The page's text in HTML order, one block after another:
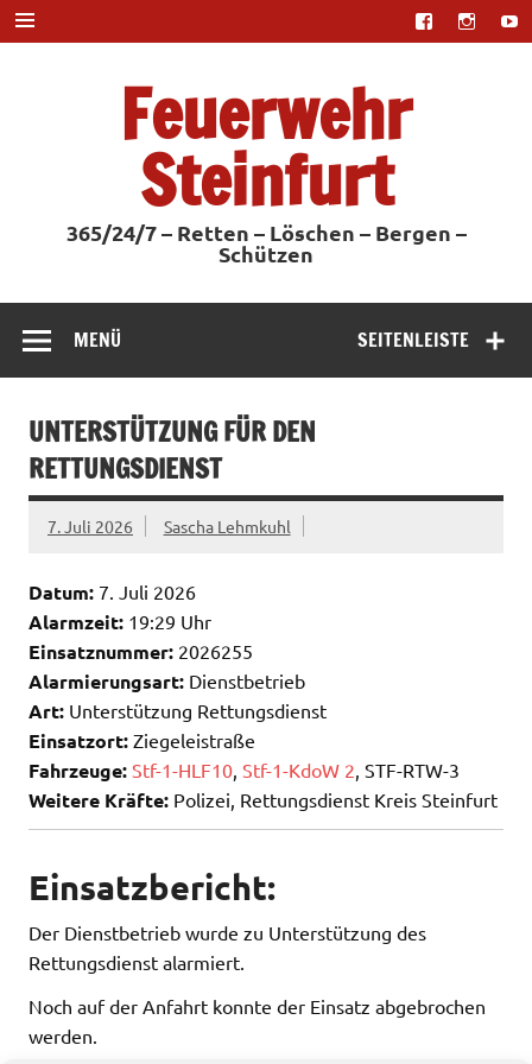
Zum
Inhalt
springen
Feuerwehr
Steinfurt
365/24/7 – Retten – Löschen – Bergen –
Schützen
SEITENLEISTE
MENÜ
UNTERSTÜTZUNG FÜR DEN
RETTUNGSDIENST
7. Juli 2026 Sascha Lehmkuhl
Datum: 7. Juli 2026
Alarmzeit: 19:29 Uhr
Einsatznummer: 2026255
Alarmierungsart: Dienstbetrieb
Art: Unterstützung Rettungsdienst
Einsatzort: Ziegeleistraße
Fahrzeuge: Stf-1-HLF10 Stf-1-KdoW 2 , STF-RTW-3
Weitere Kräfte: Polizei, Rettungsdienst Kreis Steinfurt
Einsatzbericht:
Der Dienstbetrieb wurde zu Unterstützung des
Rettungsdienst alarmiert.
Noch auf der Anfahrt konnte der Einsatz abgebrochen
werden.